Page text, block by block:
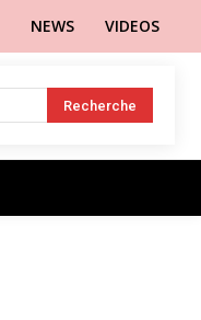
NEWS VIDEOS
Recherche